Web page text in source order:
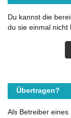
Du kannst die
du sie einmal nicht
Übertragen?
Als Betreiber